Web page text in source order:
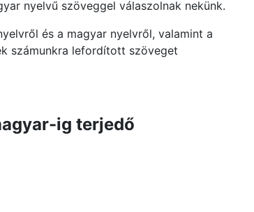
nyelvű szöveggel válaszolnak nekünk.
és a magyar nyelvről, valamint a
számunkra lefordított szöveget
ig terjedő